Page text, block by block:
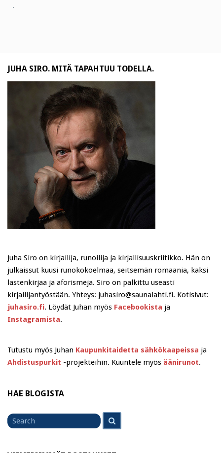
.
JUHA SIRO. MITÄ TAPAHTUU TODELLA.
Juha Siro on kirjailija, runoilija ja kirjallisuuskriitikko. Hän on
julkaissut kuusi runokokoelmaa, seitsemän romaania, kaksi
lastenkirjaa ja aforismeja. Siro on palkittu useasti
kirjailijantyöstään. Yhteys: juhasiro@saunalahti.fi. Kotisivut:
juhasiro.fi. Löydät Juhan myös Facebookista ja
Instagramista.
Tutustu myös Juhan Kaupunkitaidetta sähkökaapeissa ja
Ahdistuspurkit -projekteihin. Kuuntele myös äänirunot.
HAE BLOGISTA
Search
for